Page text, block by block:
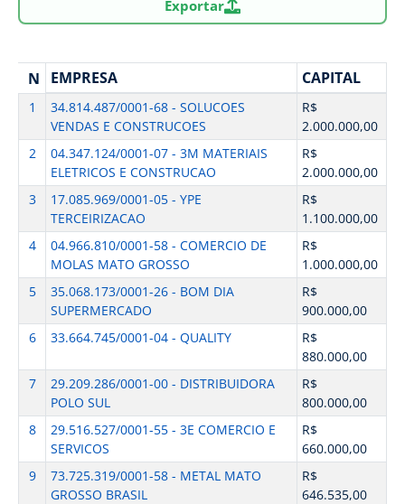
Exportar
N EMPRESA CAPITAL
1
34.814.487/0001-68 - SOLUCOES
VENDAS E CONSTRUCOES
R$
2.000.000,00
2
04.347.124/0001-07 - 3M MATERIAIS
ELETRICOS E CONSTRUCAO
R$
2.000.000,00
3
17.085.969/0001-05 - YPE
TERCEIRIZACAO
R$
1.100.000,00
4
04.966.810/0001-58 - COMERCIO DE
MOLAS MATO GROSSO
R$
1.000.000,00
5
35.068.173/0001-26 - BOM DIA
SUPERMERCADO
R$
900.000,00
6
33.664.745/0001-04 - QUALITY
R$
880.000,00
7
29.209.286/0001-00 - DISTRIBUIDORA
POLO SUL
R$
800.000,00
8
29.516.527/0001-55 - 3E COMERCIO E
SERVICOS
R$
660.000,00
9
73.725.319/0001-58 - METAL MATO
GROSSO BRASIL
R$
646.535,00